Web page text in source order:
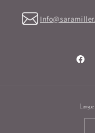
Langue